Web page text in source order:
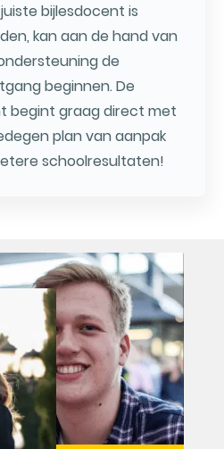
bijlesdocent is
kan aan de hand van
de
beginnen. De
begint graag direct met
plan van aanpak
schoolresultaten!